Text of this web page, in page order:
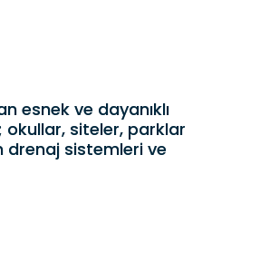
esnek ve dayanıklı
siteler, parklar
drenaj sistemleri ve
esnek ve dayanıklı
siteler, parklar
drenaj sistemleri ve